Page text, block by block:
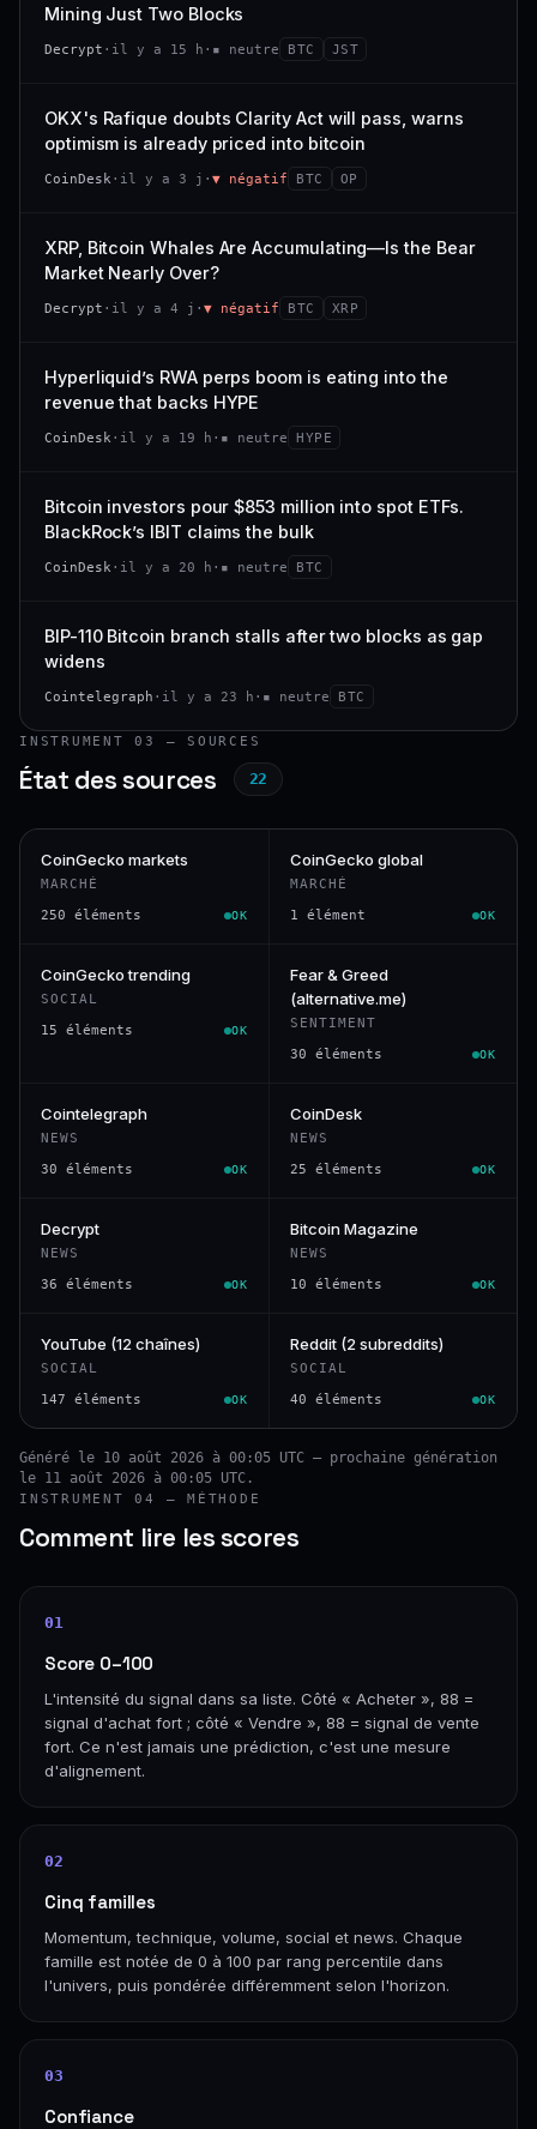
CONFIANCE
VAR. 7 J
−3,0 %
CONFIANCE
; prix collé au bas de son range 7 j (0 % de l'amplitude),
momentum 24 h dégradé (−2,7 %).
21,1 Md$ 3,8 M$
0,0 % −3,2 %
−5,6 % #9
CONFIANCE
Mining Just Two Blocks
Decrypt · il y a 15 h · ▪ neutre BTC JST
OKX's Rafique doubts Clarity Act will pass, warns
optimism is already priced into bitcoin
CoinDesk · il y a 3 j · ▼ négatif BTC OP
XRP, Bitcoin Whales Are Accumulating—Is the Bear
Market Nearly Over?
Decrypt · il y a 4 j · ▼ négatif BTC XRP
Hyperliquid’s RWA perps boom is eating into the
revenue that backs HYPE
CoinDesk · il y a 19 h · ▪ neutre HYPE
Bitcoin investors pour $853 million into spot ETFs.
BlackRock’s IBIT claims the bulk
CoinDesk · il y a 20 h · ▪ neutre BTC
BIP-110 Bitcoin branch stalls after two blocks as gap
widens
Cointelegraph · il y a 23 h · ▪ neutre BTC
INSTRUMENT 03 — SOURCES
État des sources 22
CoinGecko markets
MARCHÉ
250 éléments OK
CoinGecko global
MARCHÉ
1 élément OK
CoinGecko trending
SOCIAL
15 éléments OK
Fear & Greed
(alternative.me)
SENTIMENT
30 éléments OK
Cointelegraph
NEWS
30 éléments OK
CoinDesk
NEWS
25 éléments OK
Decrypt
NEWS
36 éléments OK
Bitcoin Magazine
NEWS
10 éléments OK
YouTube (12 chaînes)
SOCIAL
147 éléments OK
Reddit (2 subreddits)
SOCIAL
40 éléments OK
Généré le 10 août 2026 à 00:05 UTC — prochaine génération
le 11 août 2026 à 00:05 UTC.
INSTRUMENT 04 — MÉTHODE
Comment lire les scores
01
Score 0–100
L'intensité du signal dans sa liste. Côté « Acheter », 88 =
signal d'achat fort ; côté « Vendre », 88 = signal de vente
fort. Ce n'est jamais une prédiction, c'est une mesure
d'alignement.
02
Cinq familles
Momentum, technique, volume, social et news. Chaque
famille est notée de 0 à 100 par rang percentile dans
l'univers, puis pondérée différemment selon l'horizon.
03
Confiance